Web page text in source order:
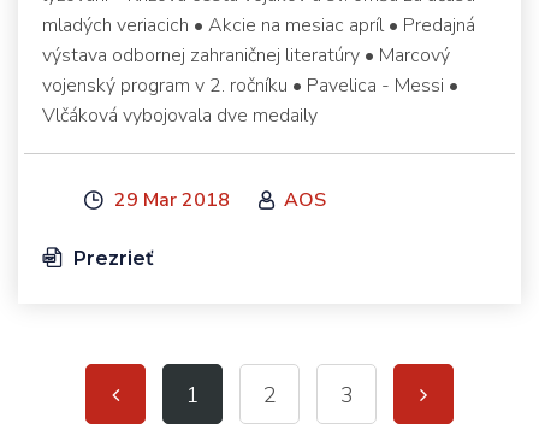
mladých veriacich • Akcie na mesiac apríl • Predajná
výstava odbornej zahraničnej literatúry • Marcový
vojenský program v 2. ročníku • Pavelica - Messi •
Vlčáková vybojovala dve medaily
29 Mar 2018 AOS
Prezrieť
1 2 3